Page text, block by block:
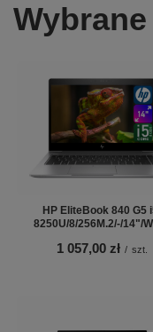
HP EliteBook 840 G5
8250U/8/256M.2/-/14"/
1 057,00 zł / szt.